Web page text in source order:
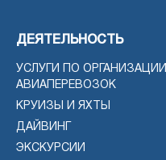
ДЕЯТЕЛЬНОСТЬ
УСЛУГИ ПО ОРГАНИЗАЦИИ
АВИАПЕРЕВОЗОК
КРУИЗЫ И ЯХТЫ
ДАЙВИНГ
ЭКСКУРСИИ